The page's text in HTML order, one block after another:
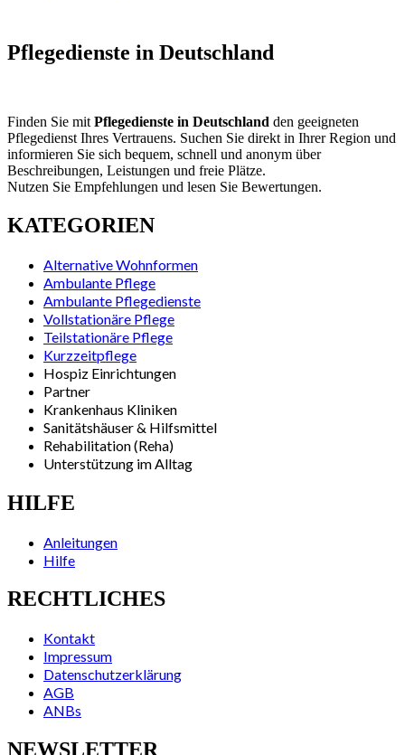
Pflegedienste in Deutschland
Finden Sie mit Pflegedienste in Deutschland den geeigneten
Pflegedienst Ihres Vertrauens. Suchen Sie direkt in Ihrer Region und
informieren Sie sich bequem, schnell und anonym über
Beschreibungen, Leistungen und freie Plätze.
Nutzen Sie Empfehlungen und lesen Sie Bewertungen.
KATEGORIEN
Alternative Wohnformen
Ambulante Pflege
Ambulante Pflegedienste
Vollstationäre Pflege
Teilstationäre Pflege
Kurzzeitpflege
Hospiz Einrichtungen
Partner
Krankenhaus Kliniken
Sanitätshäuser & Hilfsmittel
Rehabilitation (Reha)
Unterstützung im Alltag
HILFE
Anleitungen
Hilfe
RECHTLICHES
Kontakt
Impressum
Datenschutzerklärung
AGB
ANBs
NEWSLETTER